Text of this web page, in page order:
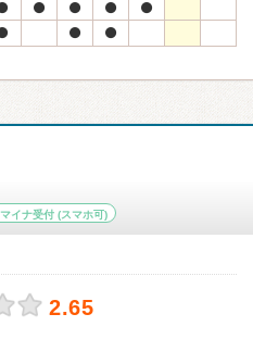
マイナ受付 (スマホ可)
2.65